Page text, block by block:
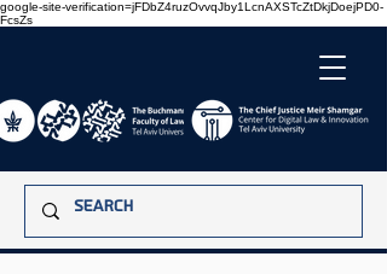
google-site-verification=jFDbZ4ruzOvvqJby1LcnAXSTcZtDkjDoejPD0-
FcsZs